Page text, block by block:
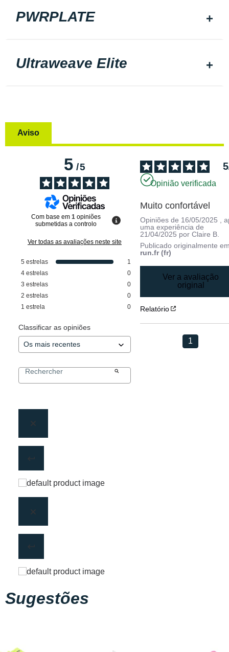
PWRPLATE
Ultraweave Elite
Aviso
5/5
Com base em 1 opiniões
submetidas a controlo
Ver todas as avaliações neste site
5 estrelas
1
4 estrelas
0
3 estrelas
0
2 estrelas
0
1 estrela 0
Classificar as opiniões
5
Opinião verificada
Muito confortável
Opiniões de 16/05/2025
,
uma experiência de
21/04/2025 porClaire B.
Publicado originalmente
run.fr (fr)
Ver a avaliação
original
Relatório
1
Sugestões